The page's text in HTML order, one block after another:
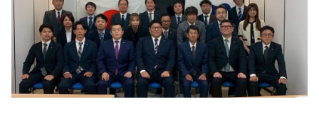
お問い合わせ
☎0827-52-3105